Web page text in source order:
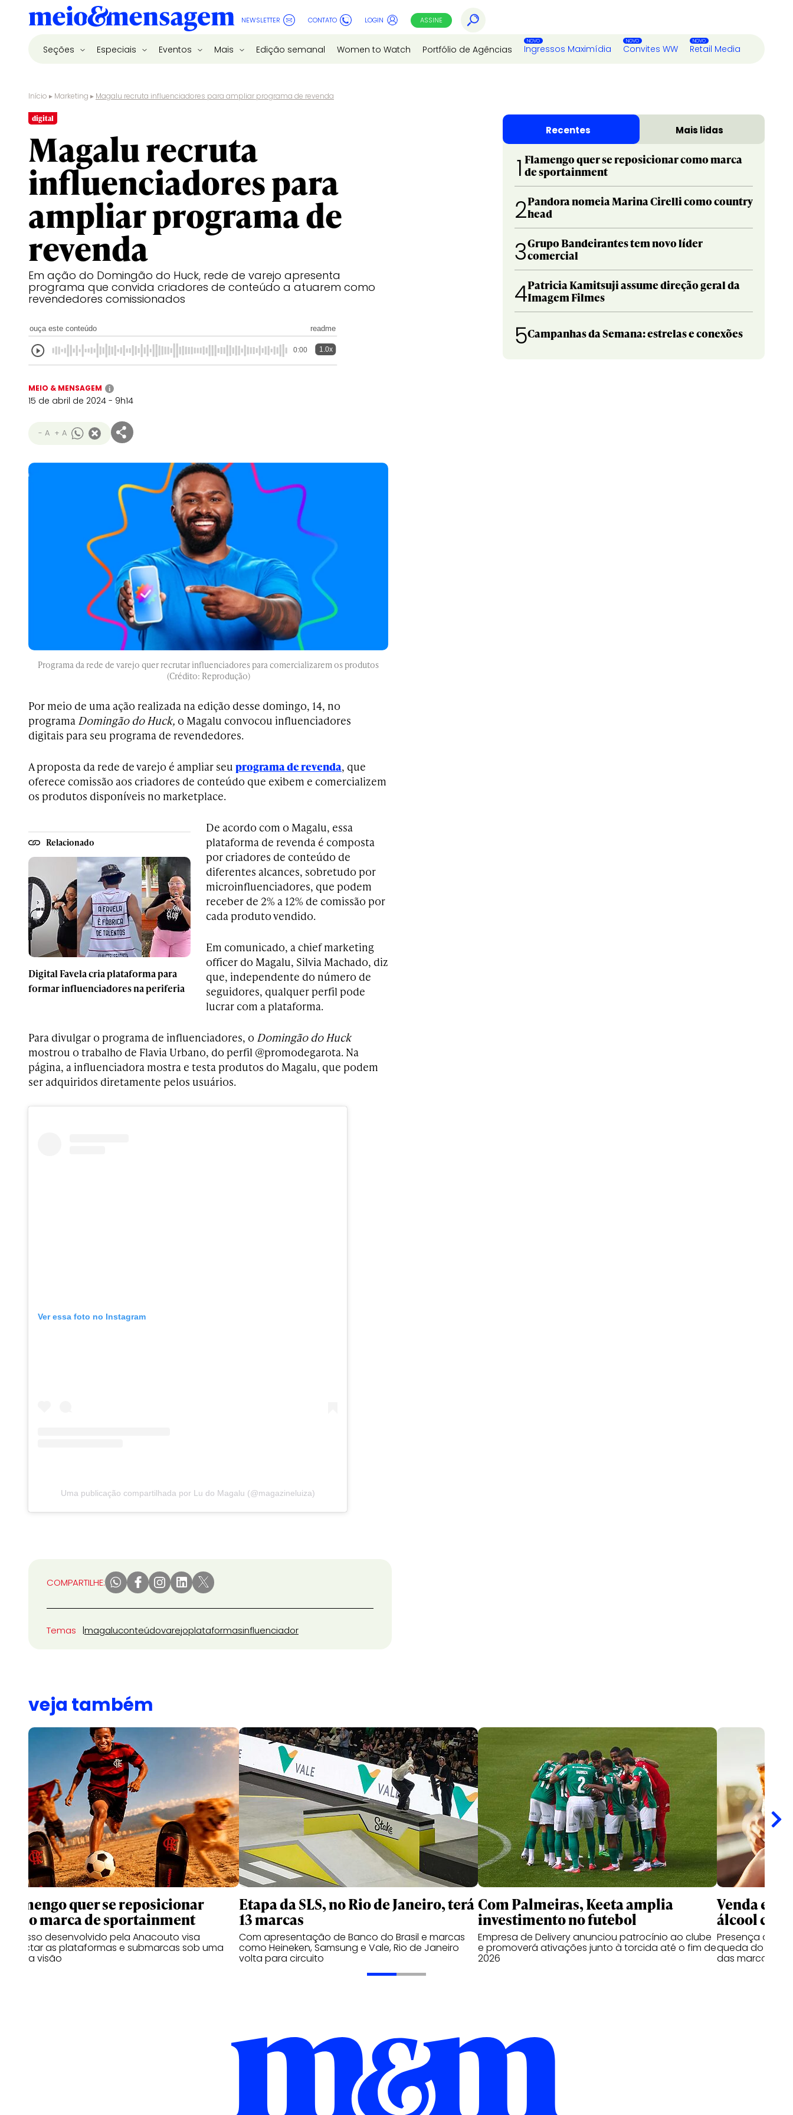
NEWSLETTER CONTATO LOGIN ASSINE
Seções Especiais Eventos Mais Edição semanal Women to Watch Portfólio de Agências Ingressos Maximídia Convites WW Retail Media
Início ▸ Marketing ▸ Magalu recruta influenciadores para ampliar programa de revenda
digital
Magalu recruta
influenciadores para
ampliar programa de
revenda
Em ação do Domingão do Huck, rede de varejo apresenta
programa que convida criadores de conteúdo a atuarem como
revendedores comissionados
ouça este conteúdo readme
0:00 1.0x
MEIO & MENSAGEM i
15 de abril de 2024 - 9h14
- A + A
Programa da rede de varejo quer recrutar influenciadores para comercializarem os produtos
(Crédito: Reprodução)
Por meio de uma ação realizada na edição desse domingo, 14, no
programa Domingão do Huck, o Magalu convocou influenciadores
digitais para seu programa de revendedores.
A proposta da rede de varejo é ampliar seu programa de revenda, que
oferece comissão aos criadores de conteúdo que exibem e comercializem
os produtos disponíveis no marketplace.
Relacionado
Digital Favela cria plataforma para
formar influenciadores na periferia
De acordo com o Magalu, essa
plataforma de revenda é composta
por criadores de conteúdo de
diferentes alcances, sobretudo por
microinfluenciadores, que podem
receber de 2% a 12% de comissão por
cada produto vendido.
Em comunicado, a chief marketing
officer do Magalu, Silvia Machado, diz
que, independente do número de
seguidores, qualquer perfil pode
lucrar com a plataforma.
Para divulgar o programa de influenciadores, o Domingão do Huck
mostrou o trabalho de Flavia Urbano, do perfil @promodegarota. Na
página, a influenciadora mostra e testa produtos do Magalu, que podem
ser adquiridos diretamente pelos usuários.
Ver essa foto no Instagram
Uma publicação compartilhada por Lu do Magalu (@magazineluiza)
COMPARTILHE:
Temas magaluconteúdovarejoplataformasinfluenciador
Recentes Mais lidas
1 Flamengo quer se reposicionar como marca
de sportainment
2Pandora nomeia Marina Cirelli como country
head
3Grupo Bandeirantes tem novo líder
comercial
4Patricia Kamitsuji assume direção geral da
Imagem Filmes
5Campanhas da Semana: estrelas e conexões
veja também
Flamengo quer se reposicionar
como marca de sportainment
Processo desenvolvido pela Anacouto visa
conectar as plataformas e submarcas sob uma
mesma visão
Etapa da SLS, no Rio de Janeiro, terá
13 marcas
Com apresentação de Banco do Brasil e marcas
como Heineken, Samsung e Vale, Rio de Janeiro
volta para circuito
Com Palmeiras, Keeta amplia
investimento no futebol
Empresa de Delivery anunciou patrocínio ao clube
e promoverá ativações junto à torcida até o fim de
2026
Venda e
álcool
Presença de
queda do
das marcas